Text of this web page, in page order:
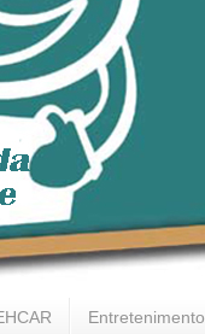
Entretenimento